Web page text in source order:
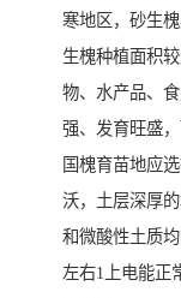
寒地区，砂生
生槐种植面积
物、水产品、
强、发育旺盛
国槐育苗地应
沃，土层深厚
和微酸性土质
左右1上电能正